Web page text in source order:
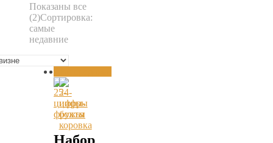
Показаны все
(2)Сортировка:
самые
недавние
Набор